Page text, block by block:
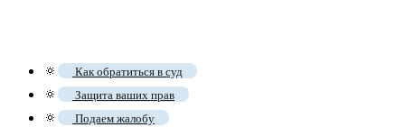
🔅 Как обратиться в суд
🔅 Защита ваших прав
🔅 Подаем жалобу